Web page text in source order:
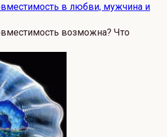
в любви, мужчина и
возможна? Что